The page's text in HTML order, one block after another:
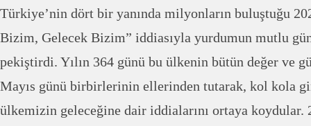
Türkiye’nin dört bir yanında milyonların buluştuğu
Bizim, Gelecek Bizim” iddiasıyla yurdumun mutlu
pekiştirdi. Yılın 364 günü bu ülkenin bütün değer ve
Mayıs günü birbirlerinin ellerinden tutarak, kol kola
ülkemizin geleceğine dair iddialarını ortaya koydular.